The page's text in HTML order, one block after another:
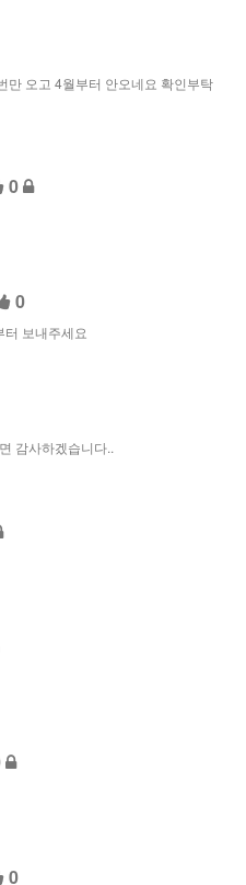
만 오고 4월부터 안오네요 확인부탁
0
0
보내주세요
감사하겠습니다..
0